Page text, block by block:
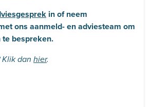
in of neem
ons aanmeld- en adviesteam om
bespreken.
Klik dan hier.